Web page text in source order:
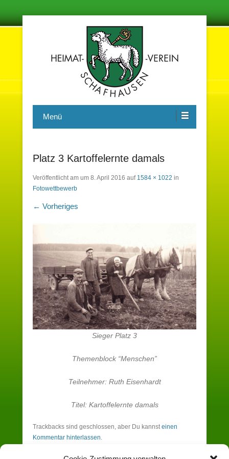
Heimatverein Schafhausen e.V.
Menü
Platz 3 Kartoffelernte damals
Veröffentlicht am um 8. April 2016 auf 1584 × 1022 in
Fotowettbewerb
← Vorheriges
Sieger Platz 3
Themenblock “Menschen”
Teilnehmer: Ruth Eisenhardt
Titel: Kartoffelernte damals
Trackbacks sind geschlossen, aber Du kannst einen
Kommentar hinterlassen